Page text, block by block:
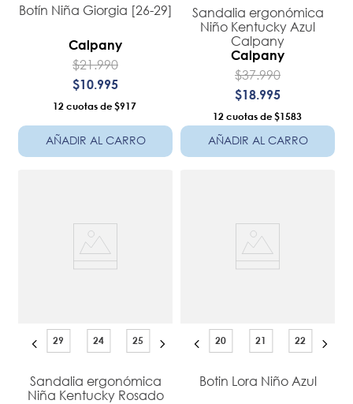
Botín Niña Giorgia [26-29]
Calpany
$21.990
$10.995
12 $917
AÑADIR AL CARRO
Sandalia ergonómica
Niño Kentucky Azul
Calpany
Calpany
$37.990
$18.995
12 $1583
AÑADIR AL CARRO
29 24 25
Sandalia ergonómica
Niña Kentucky Rosado
20 21 22
Botin Lora Niño Azul